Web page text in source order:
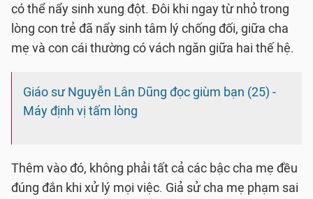
có thể nẩy sinh xung đột. Đôi khi ngay từ nhỏ trong
lòng con trẻ đã nẩy sinh tâm lý chống đối, giữa cha
mẹ và con cái thường có vách ngăn giữa hai thế hệ.
Giáo sư Nguyễn Lân Dũng đọc giùm bạn (25) -
Máy định vị tấm lòng
Thêm vào đó, không phải tất cả các bậc cha mẹ đều
đúng đắn khi xử lý mọi việc. Giả sử cha mẹ phạm sai